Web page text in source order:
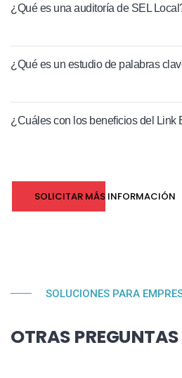
¿Qué es una auditoría de SEL
¿Qué es un estudio de palabras
¿Cuáles con los beneficios del Link
SOLICITAR MÁS INFORMACIÓN
SOLUCIONES PARA
OTRAS